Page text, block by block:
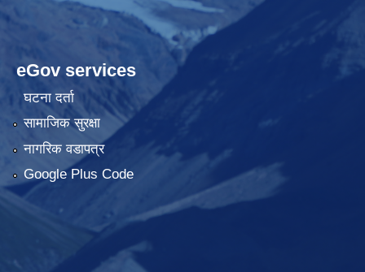
eGov services
घटना दर्ता
सामाजिक सुरक्षा
नागरिक वडापत्र
Google Plus Code